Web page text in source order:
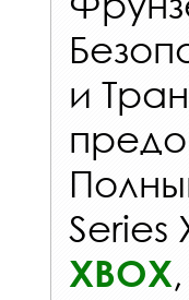
и
Series
XBOX,